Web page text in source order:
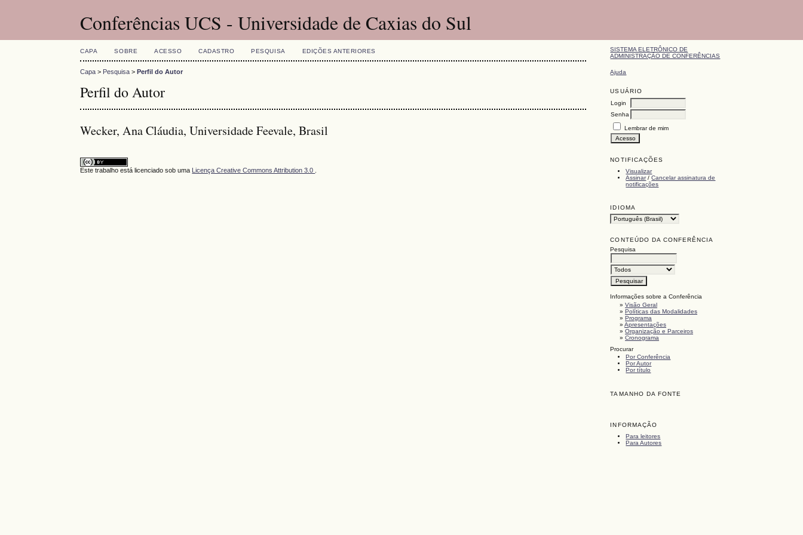
Conferências UCS - Universidade de Caxias do Sul
SISTEMA ELETRÔNICO DE
ADMINISTRAÇÃO DE CONFERÊNCIAS
Ajuda
USUÁRIO
Login
Senha
Lembrar de mim
NOTIFICAÇÕES
Visualizar
Assinar/Cancelar assinatura de
notificações
IDIOMA
CONTEÚDO DA CONFERÊNCIA
Pesquisa
Informações sobre a Conferência
»Visão Geral
»Políticas das Modalidades
»Programa
»Apresentações
»Organização e Parceiros
»Cronograma
Procurar
Por Conferência
Por Autor
Por título
TAMANHO DA FONTE
INFORMAÇÃO
Para leitores
Para Autores
CAPA SOBRE ACESSO CADASTRO PESQUISA EDIÇÕES ANTERIORES
Capa > Pesquisa >Perfil do Autor
Perfil do Autor
Wecker, Ana Cláudia, Universidade Feevale, Brasil
Este trabalho está licenciado sob uma Licença Creative Commons Attribution 3.0